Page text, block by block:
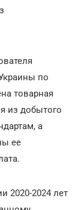
по
товарная
из добытого
а
ее
2020-2024 лет